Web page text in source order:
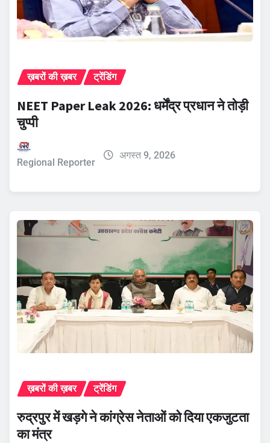
ख़बरों की ख़बर ट्रेंडिंग
NEET Paper Leak 2026: धर्मेंद्र प्रधान ने तोड़ी
चुप्पी
Regional Reporter
अगस्त 9, 2026
ख़बरों की ख़बर ट्रेंडिंग
रुद्रपुर में खड़गे ने कांग्रेस नेताओं को दिया एकजुटता
का मंत्र